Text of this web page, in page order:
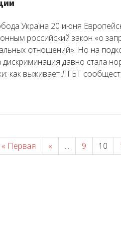
Україна 20 июня
российский закон «о
отношений». Но на
давно стала
как выживает ЛГБТ
« Первая « ... 9 10